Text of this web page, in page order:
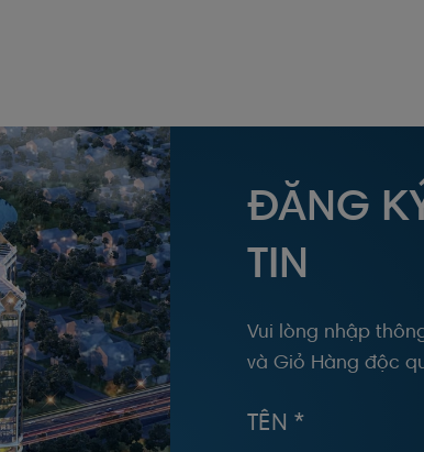
ĐĂNG
TIN
Vui lòng nhập
và Giỏ Hàng độc
TÊN *